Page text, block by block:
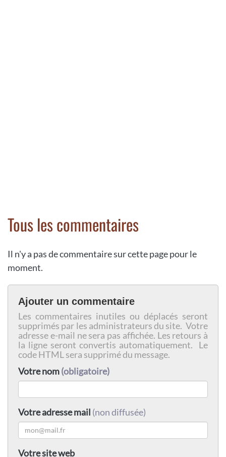
Tous les commentaires
Il n'y a pas de commentaire sur cette page pour le
moment.
Ajouter un commentaire
Les commentaires inutiles ou déplacés seront
supprimés par les administrateurs du site. Votre
adresse e-mail ne sera pas affichée. Les retours à
la ligne seront convertis automatiquement. Le
code HTML sera supprimé du message.
Votre nom(obligatoire)
Votre adresse mail (non diffusée)
Votre site web